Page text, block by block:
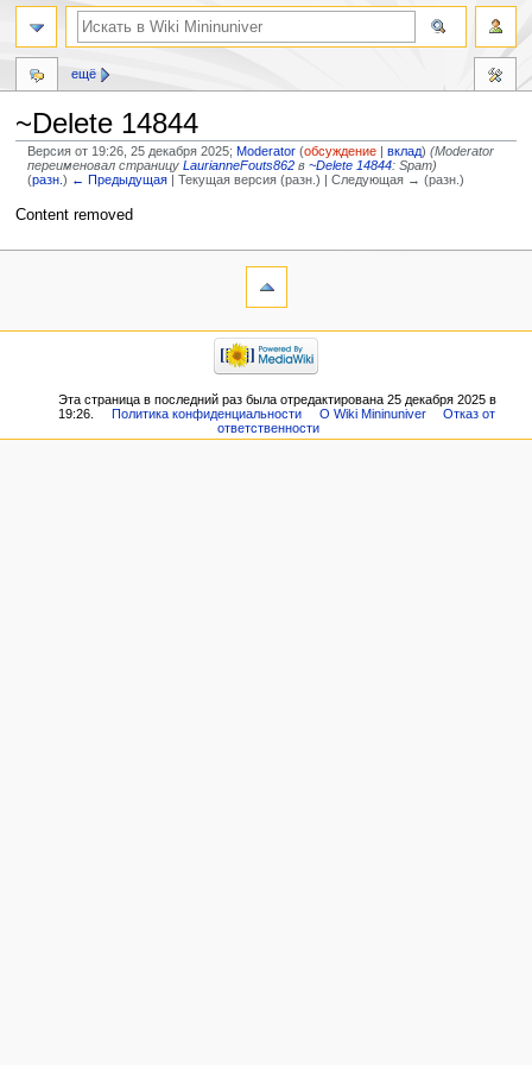
~Delete 14844
Версия от 19:26, 25 декабря 2025; Moderator (обсуждение |вклад) (Moderator
переименовал страницуLaurianneFouts862 в~Delete 14844: Spam)
(разн.) ← Предыдущая | Текущая версия (разн.) | Следующая → (разн.)
Перейти
Перейти
Content removed
ещё
Эта страница в последний раз была отредактирована 25 декабря 2025 в
19:26.
Политика конфиденциальности О Wiki Mininuniver
Отказ от
ответственности